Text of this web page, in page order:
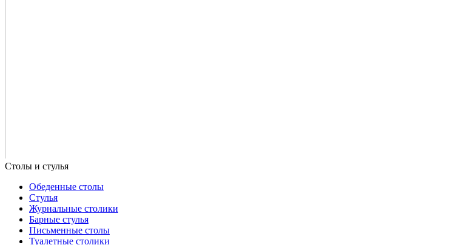
Обеденные столы
Стулья
Журнальные столики
Барные стулья
Письменные столы
Туалетные столики